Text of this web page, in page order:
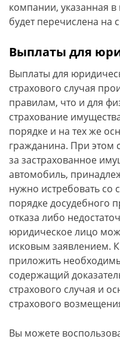
компании, указанная
будет перечислена на
Выплаты для
Выплаты для
страхового случая
правилам, что и для
страхование
порядке и на тех же
гражданина. При этом
за застрахованное
автомобиль,
нужно истребовать со
порядке досудебного
отказа либо
юридическое лицо
исковым заявлением.
приложить
содержащий
страхового случая и
страхового
Вы можете